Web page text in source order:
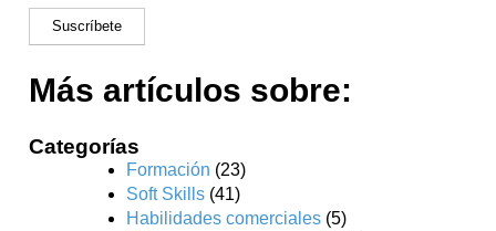
Más artículos sobre:
Categorías
Formación (23)
Soft Skills (41)
Habilidades comerciales (5)